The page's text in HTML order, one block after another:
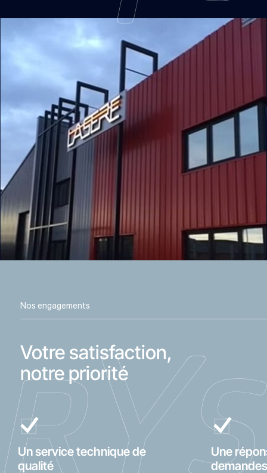
Nos engagements
Votre satisfaction,
notre priorité
Un service technique de
qualité
Une